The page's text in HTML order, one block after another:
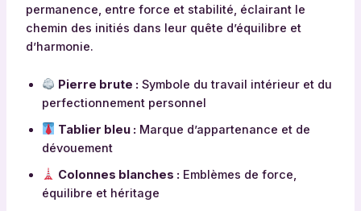
permanence, entre force et stabilité, éclairant le
chemin des initiés dans leur quête d’équilibre et
d’harmonie.
Pierre brute : Symbole du travail intérieur et du
perfectionnement personnel
Tablier bleu : Marque d’appartenance et de
dévouement
Colonnes blanches : Emblèmes de force,
équilibre et héritage